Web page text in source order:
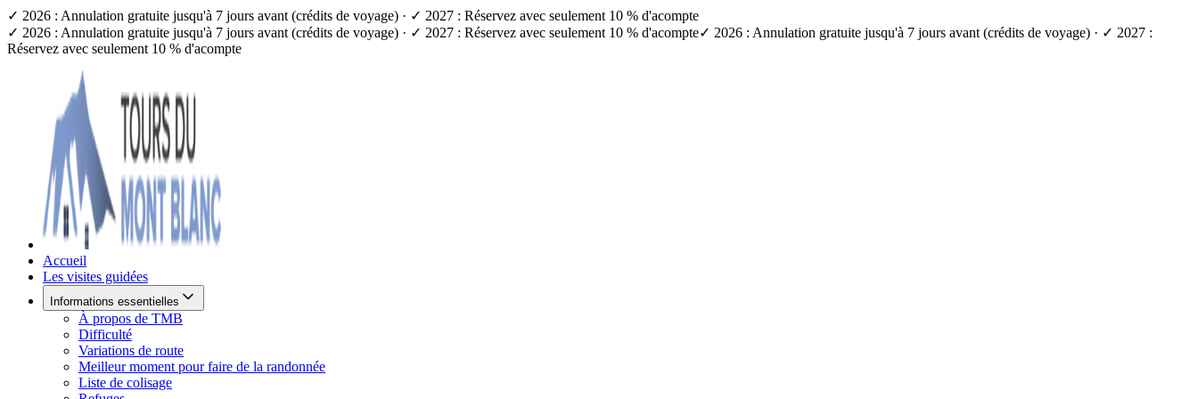
✓ 2026 : Annulation gratuite jusqu'à 7 jours avant (crédits de voyage) · ✓ 2027 : Réservez avec seulement 10 % d'acompte
✓ 2026 : Annulation gratuite jusqu'à 7 jours avant (crédits de voyage) · ✓ 2027 : Réservez avec seulement 10 % d'acompte✓ 2026 : Annulation gratuite jusqu'à 7 jours avant (crédits de voyage) · ✓ 2027 :
Réservez avec seulement 10 % d'acompte
Accueil
Les visites guidées
Informations essentielles
À propos de TMB
Difficulté
Variations de route
Meilleur moment pour faire de la randonnée
Liste de colisage